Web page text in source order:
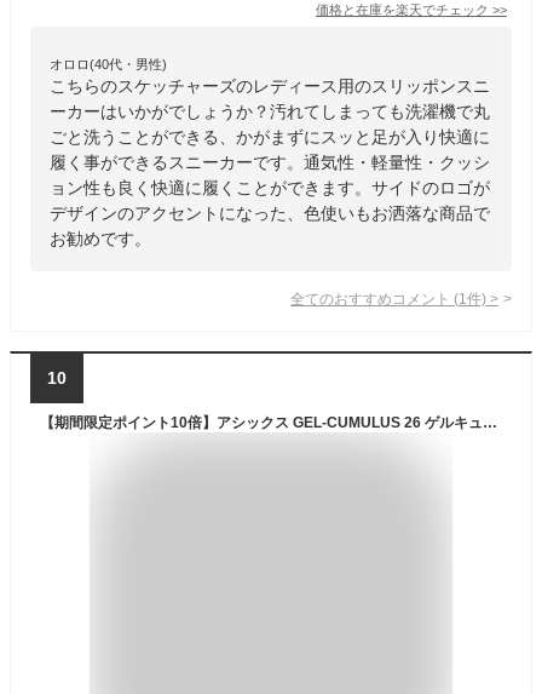
価格と在庫を楽天でチェック >>
オロロ(40代・男性)
こちらのスケッチャーズのレディース用のスリッポンスニ
ーカーはいかがでしょうか？汚れてしまっても洗濯機で丸
ごと洗うことができる、かがまずにスッと足が入り快適に
履く事ができるスニーカーです。通気性・軽量性・クッシ
ョン性も良く快適に履くことができます。サイドのロゴが
デザインのアクセントになった、色使いもお洒落な商品で
お勧めです。
全てのおすすめコメント (1 件) >
10
【期間限定ポイント10倍】アシックス GEL-CUMULUS 26 ゲルキュムラス 26 ランニングシューズ レディース STANDARD｜スポーツシューズ ランニング ジョギング 運動靴 スニーカー 軽量 女性｜asics 公式